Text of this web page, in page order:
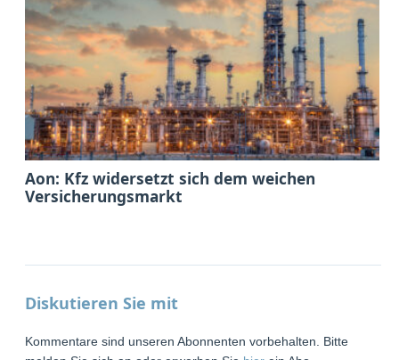
Aon: Kfz widersetzt sich dem weichen
Versicherungsmarkt
Diskutieren Sie mit
Kommentare sind unseren Abonnenten vorbehalten. Bitte